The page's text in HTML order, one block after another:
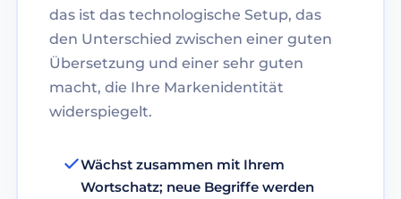
das ist das technologische Setup, das
den Unterschied zwischen einer guten
Übersetzung und einer sehr guten
macht, die Ihre Markenidentität
widerspiegelt.
Wächst zusammen mit Ihrem
Wortschatz; neue Begriffe werden